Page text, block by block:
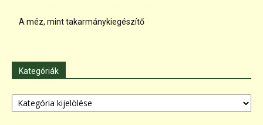
A méz, mint takarmánykiegészítő
Kategóriák
Kategóriák